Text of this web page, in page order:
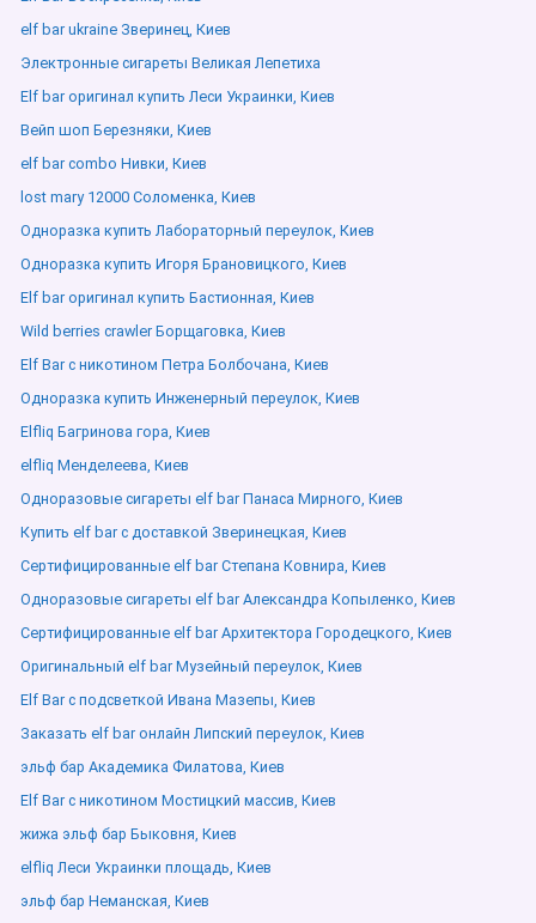
elf bar ukraine Зверинец, Киев
Электронные сигареты Великая Лепетиха
Elf bar оригинал купить Леси Украинки, Киев
Вейп шоп Березняки, Киев
elf bar combo Нивки, Киев
lost mary 12000 Соломенка, Киев
Одноразка купить Лабораторный переулок, Киев
Одноразка купить Игоря Брановицкого, Киев
Elf bar оригинал купить Бастионная, Киев
Wild berries crawler Борщаговка, Киев
Elf Bar с никотином Петра Болбочана, Киев
Одноразка купить Инженерный переулок, Киев
Elfliq Багринова гора, Киев
elfliq Менделеева, Киев
Одноразовые сигареты elf bar Панаса Мирного, Киев
Купить elf bar с доставкой Зверинецкая, Киев
Сертифицированные elf bar Степана Ковнира, Киев
Одноразовые сигареты elf bar Александра Копыленко, Киев
Сертифицированные elf bar Архитектора Городецкого, Киев
Оригинальный elf bar Музейный переулок, Киев
Elf Bar с подсветкой Ивана Мазепы, Киев
Заказать elf bar онлайн Липский переулок, Киев
эльф бар Академика Филатова, Киев
Elf Bar с никотином Мостицкий массив, Киев
жижа эльф бар Быковня, Киев
elfliq Леси Украинки площадь, Киев
эльф бар Неманская, Киев